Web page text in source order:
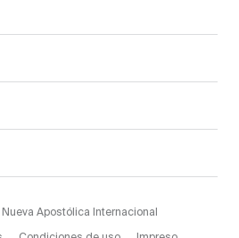
Apostólica Internacional